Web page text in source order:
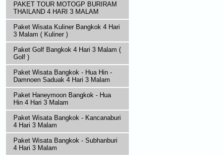
PAKET TOUR MOTOGP BURIRAM
THAILAND 4 HARI 3 MALAM
Paket Wisata Kuliner Bangkok 4 Hari
3 Malam ( Kuliner )
Paket Golf Bangkok 4 Hari 3 Malam (
Golf )
Paket Wisata Bangkok - Hua Hin -
Damnoen Saduak 4 Hari 3 Malam
Paket Haneymoon Bangkok - Hua
Hin 4 Hari 3 Malam
Paket Wisata Bangkok - Kancanaburi
4 Hari 3 Malam
Paket Wisata Bangkok - Subhanburi
4 Hari 3 Malam